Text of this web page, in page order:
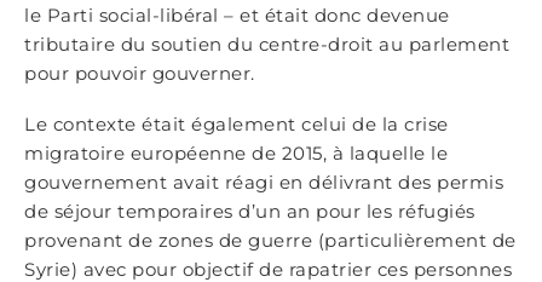
le Parti social-libéral – et était donc devenue
tributaire du soutien du centre-droit au parlement
pour pouvoir gouverner.
Le contexte était également celui de la crise
migratoire européenne de 2015, à laquelle le
gouvernement avait réagi en délivrant des permis
de séjour temporaires d’un an pour les réfugiés
provenant de zones de guerre (particulièrement de
Syrie) avec pour objectif de rapatrier ces personnes